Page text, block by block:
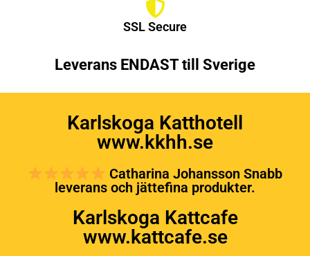
SSL Secure
Leverans ENDAST till Sverige
Karlskoga Katthotell
www.kkhh.se
Catharina Johansson Snabb
leverans och jättefina produkter.
Karlskoga Kattcafe
www.kattcafe.se